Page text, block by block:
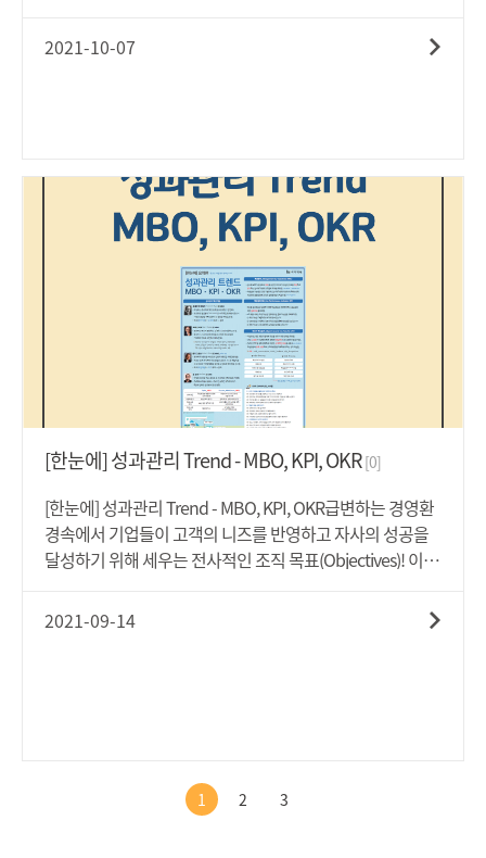
못하고 '바쁘게' 다른 정보를 찾고 있는 자신을 돌아보게 됩니
다.미국의 소설가이자 사회비평가인 마크 트웨인은 "좋은 책
무에 활용할 수 있는 사고를 획득해 보시는 건 어떨까요?
HRD, HRM, 노무, 리더십, HR데이터, 조직문화 등 인적자원
과 관련된 분야별 추천도서들! 아래 '첨부파일'을 통해 확인
2021-10-07
[한눈에] 성과관리 Trend - MBO, KPI, OKR [0]
[한눈에] 성과관리 Trend - MBO, KPI, OKR급변하는 경영환
경속에서 기업들이 고객의 니즈를 반영하고 자사의 성공을
달성하기 위해 세우는 전사적인 조직 목표(Objectives)! 이 목
성공이 좌우된다고 해도 과언이 아닙니다. 때문에 조직과 구
성원들이 '어디를 향해 가고 있는가?'에 해당하는 '목표'를 관
다. 하지만 성과관리 기법들이 나왔던 그 당시의 경영환경, 성
과관리 기법들이 적용되는 조직의 특성에 따라 적절히 적용
2021-09-14
1 2 3